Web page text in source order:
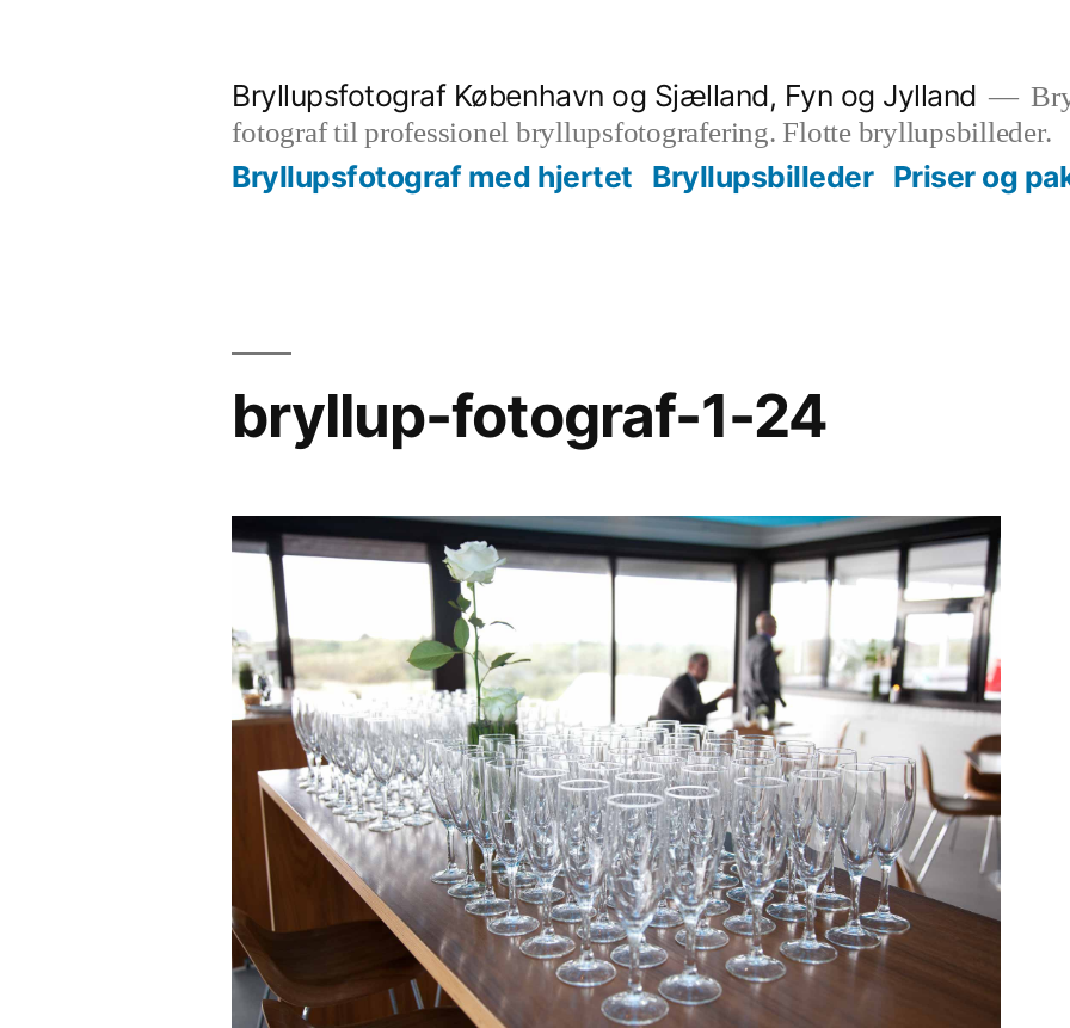
Bryllupsfotograf København og Sjælland, Fyn og Jylland
fotograf til professionel bryllupsfotografering. Flotte bryllupsbilleder.
Bryllupsfotograf med hjertet Bryllupsbilleder Priser og
bryllup-fotograf-1-24